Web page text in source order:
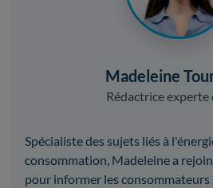
Madeleine
Rédactrice experte
Spécialiste des sujets liés à
consommation, Madeleine a
pour informer les consommateurs